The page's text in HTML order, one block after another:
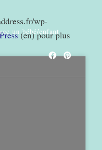
wp-
(en) pour plus
un bébé/enfant